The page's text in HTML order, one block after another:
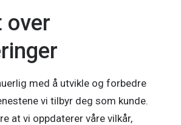
over
med å utvikle og forbedre
vi tilbyr deg som kunde.
at vi oppdaterer våre vilkår,